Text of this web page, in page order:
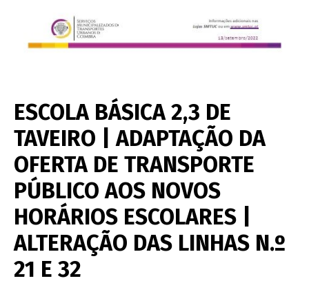
ESCOLA BÁSICA 2,3 DE
TAVEIRO | ADAPTAÇÃO DA
OFERTA DE TRANSPORTE
PÚBLICO AOS NOVOS
HORÁRIOS ESCOLARES |
ALTERAÇÃO DAS LINHAS N.º
21 E 32